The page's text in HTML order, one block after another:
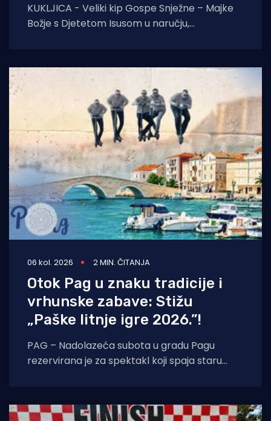
KUKLJICA - Veliki kip Gospe Snježne – Majke
Božje s Djetetom Isusom u naručju,
06 kol. 2026 2 MIN. ČITANJA
Otok Pag u znaku tradicije i
vrhunske zabave: Stižu
„Paške litnje igre 2026.”!
PAG – Nadolazeća subota u gradu Pagu
rezervirana je za spektakl koji spaja staru